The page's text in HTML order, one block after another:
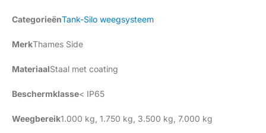
CategorieënTank-Silo weegsysteem
MerkThames Side
MateriaalStaal met coating
Beschermklasse< IP65
Weegbereik1.000 kg 1.750 kg 3.500 kg 7.000 kg